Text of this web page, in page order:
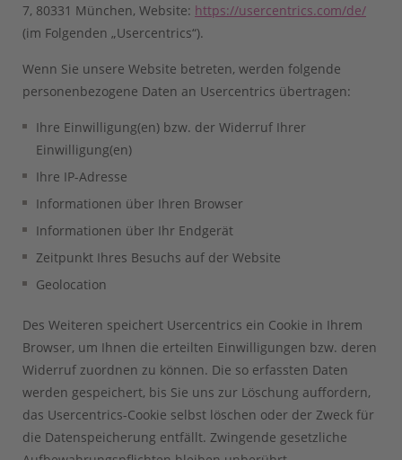
7, 80331 München, Website: https://usercentrics.com/de/
(im Folgenden „Usercentrics“).
Wenn Sie unsere Website betreten, werden folgende
personenbezogene Daten an Usercentrics übertragen:
Ihre Einwilligung(en) bzw. der Widerruf Ihrer
Einwilligung(en)
Ihre IP-Adresse
Informationen über Ihren Browser
Informationen über Ihr Endgerät
Zeitpunkt Ihres Besuchs auf der Website
Geolocation
Des Weiteren speichert Usercentrics ein Cookie in Ihrem
Browser, um Ihnen die erteilten Einwilligungen bzw. deren
Widerruf zuordnen zu können. Die so erfassten Daten
werden gespeichert, bis Sie uns zur Löschung auffordern,
das Usercentrics-Cookie selbst löschen oder der Zweck für
die Datenspeicherung entfällt. Zwingende gesetzliche